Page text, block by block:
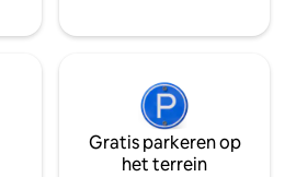
Gratis parkeren op
het terrein